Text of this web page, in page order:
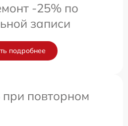
-25% по
записи
подробнее
повторном